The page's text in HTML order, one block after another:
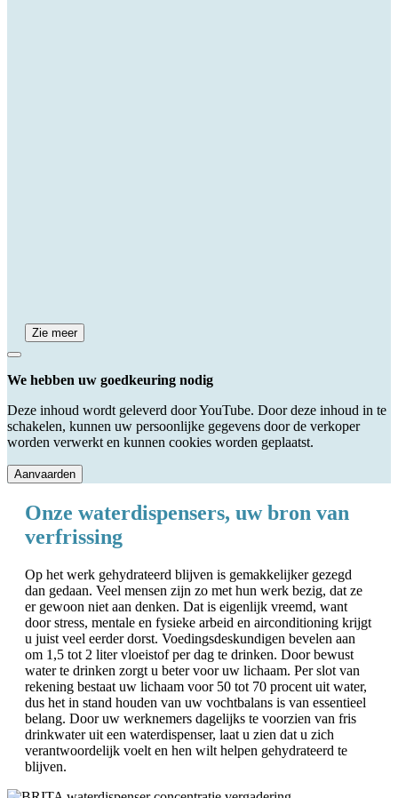
Zie meer
We hebben uw goedkeuring nodig
Deze inhoud wordt geleverd door YouTube. Door deze inhoud in te
schakelen, kunnen uw persoonlijke gegevens door de verkoper
worden verwerkt en kunnen cookies worden geplaatst.
Aanvaarden
Onze waterdispensers, uw bron van
verfrissing
Op het werk gehydrateerd blijven is gemakkelijker gezegd
dan gedaan. Veel mensen zijn zo met hun werk bezig, dat ze
er gewoon niet aan denken. Dat is eigenlijk vreemd, want
door stress, mentale en fysieke arbeid en airconditioning krijgt
u juist veel eerder dorst. Voedingsdeskundigen bevelen aan
om 1,5 tot 2 liter vloeistof per dag te drinken. Door bewust
water te drinken zorgt u beter voor uw lichaam. Per slot van
rekening bestaat uw lichaam voor 50 tot 70 procent uit water,
dus het in stand houden van uw vochtbalans is van essentieel
belang. Door uw werknemers dagelijks te voorzien van fris
drinkwater uit een waterdispenser, laat u zien dat u zich
verantwoordelijk voelt en hen wilt helpen gehydrateerd te
blijven.